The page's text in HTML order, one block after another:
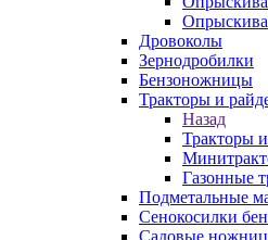
Дровоколы
Зернодробилки
Бензоножницы
Тракторы и
Назад
Тракторы
Газонные
Подметальные
Сенокосилки
Садовые